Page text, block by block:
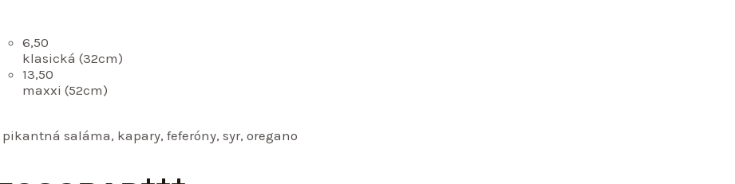
6,50
klasická (32cm)
13,50
maxxi (52cm)
saláma, kapary, feferóny, syr, oregano